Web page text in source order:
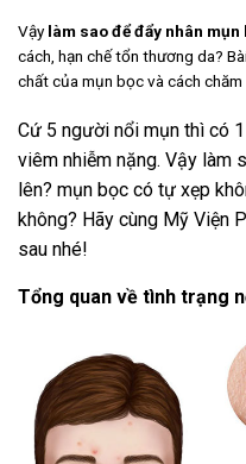
Vậylàm sao để đẩy nhân
cách, hạn chế tổn thương da?
chất của mụn bọc và cách chăm
Cứ 5 người nổi mụn thì có
viêm nhiễm nặng. Vậy làm
lên? mụn bọc có tự xẹp
không? Hãy cùng Mỹ Viện
sau nhé!
Tổng quan về tình trạng